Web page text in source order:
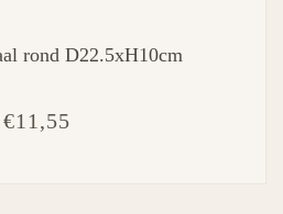
rond D22.5xH10cm
€11,55